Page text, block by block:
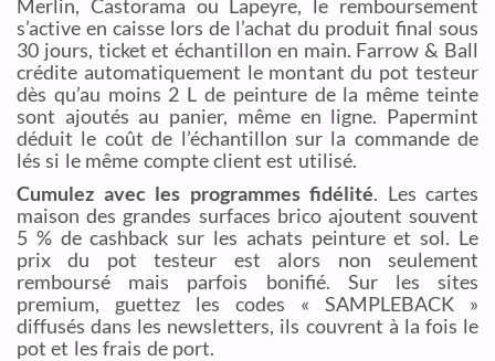
Merlin, Castorama ou Lapeyre, le remboursement
s’active en caisse lors de l’achat du produit final sous
30 jours, ticket et échantillon en main. Farrow & Ball
crédite automatiquement le montant du pot testeur
dès qu’au moins 2 L de peinture de la même teinte
sont ajoutés au panier, même en ligne. Papermint
déduit le coût de l’échantillon sur la commande de
lés si le même compte client est utilisé.
Cumulez avec les programmes fidélité. Les cartes
maison des grandes surfaces brico ajoutent souvent
5 % de cashback sur les achats peinture et sol. Le
prix du pot testeur est alors non seulement
remboursé mais parfois bonifié. Sur les sites
premium, guettez les codes « SAMPLEBACK »
diffusés dans les newsletters, ils couvrent à la fois le
pot et les frais de port.